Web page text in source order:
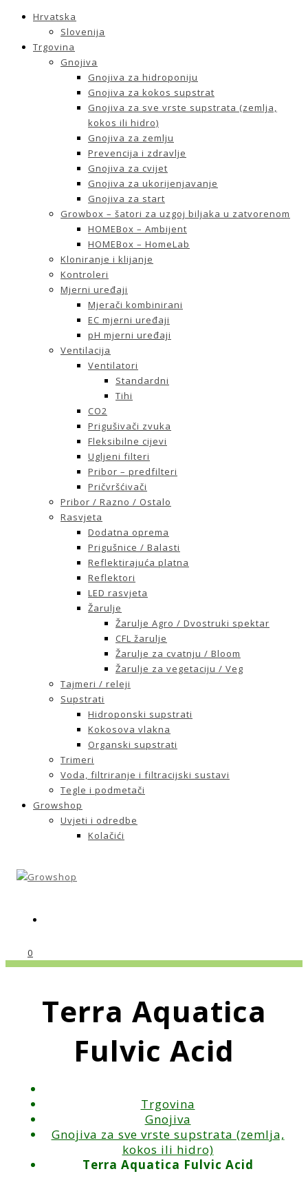
Hrvatska
Slovenija
Trgovina
Gnojiva
Gnojiva za hidroponiju
Gnojiva za kokos supstrat
Gnojiva za sve vrste supstrata (zemlja,
kokos ili hidro)
Gnojiva za zemlju
Prevencija i zdravlje
Gnojiva za cvijet
Gnojiva za ukorijenjavanje
Gnojiva za start
Growbox – šatori za uzgoj biljaka u zatvorenom
HOMEBox – Ambijent
HOMEBox – HomeLab
Kloniranje i klijanje
Kontroleri
Mjerni uređaji
Mjerači kombinirani
EC mjerni uređaji
pH mjerni uređaji
Ventilacija
Ventilatori
Standardni
Tihi
CO2
Prigušivači zvuka
Fleksibilne cijevi
Ugljeni filteri
Pribor – predfilteri
Pričvršćivači
Pribor / Razno / Ostalo
Rasvjeta
Dodatna oprema
Prigušnice / Balasti
Reflektirajuća platna
Reflektori
LED rasvjeta
Žarulje
Žarulje Agro / Dvostruki spektar
CFL žarulje
Žarulje za cvatnju / Bloom
Žarulje za vegetaciju / Veg
Tajmeri / releji
Supstrati
Hidroponski supstrati
Kokosova vlakna
Organski supstrati
Trimeri
Voda, filtriranje i filtracijski sustavi
Tegle i podmetači
Growshop
Uvjeti i odredbe
Kolačići
0
Terra Aquatica
Fulvic Acid
Trgovina
Gnojiva
Gnojiva za sve vrste supstrata (zemlja,
kokos ili hidro)
Terra Aquatica Fulvic Acid